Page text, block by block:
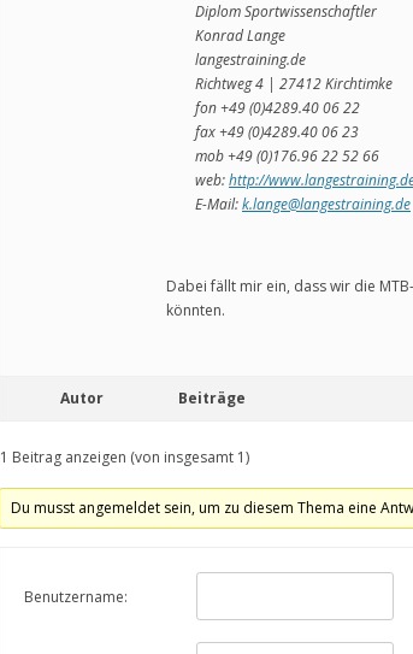
Diplom Sportwissenschaftler
Konrad Lange
langestraining.de
Richtweg 4 | 27412 Kirchtimke
fon +49 (0)4289.40 06 22
fax +49 (0)4289.40 06 23
mob +49 (0)176.96 22 52 66
web:http://
E-Mail:k.lange@langestraining.de
Dabei fällt mir ein, dass wir die
könnten.
Autor Beiträge
1 Beitrag anzeigen (von insgesamt 1)
Du musst angemeldet sein, um zu diesem Thema eine
Benutzername: